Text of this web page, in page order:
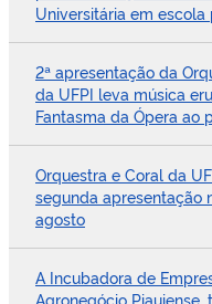
Universitária em escola
2ª apresentação da
da UFPI leva música
Fantasma da Ópera ao
Orquestra e Coral da
segunda apresentação
agosto
A Incubadora de
Agronegócio